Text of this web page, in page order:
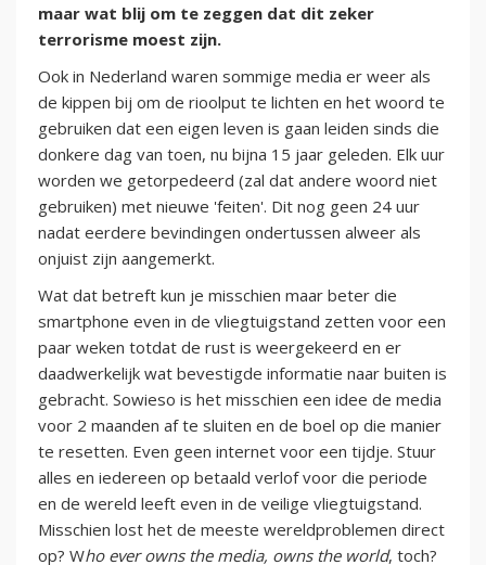
maar wat blij om te zeggen dat dit zeker
terrorisme moest zijn.
Ook in Nederland waren sommige media er weer als
de kippen bij om de rioolput te lichten en het woord te
gebruiken dat een eigen leven is gaan leiden sinds die
donkere dag van toen, nu bijna 15 jaar geleden. Elk uur
worden we getorpedeerd (zal dat andere woord niet
gebruiken) met nieuwe 'feiten'. Dit nog geen 24 uur
nadat eerdere bevindingen ondertussen alweer als
onjuist zijn aangemerkt.
Wat dat betreft kun je misschien maar beter die
smartphone even in de vliegtuigstand zetten voor een
paar weken totdat de rust is weergekeerd en er
daadwerkelijk wat bevestigde informatie naar buiten is
gebracht. Sowieso is het misschien een idee de media
voor 2 maanden af te sluiten en de boel op die manier
te resetten. Even geen internet voor een tijdje. Stuur
alles en iedereen op betaald verlof voor die periode
en de wereld leeft even in de veilige vliegtuigstand.
Misschien lost het de meeste wereldproblemen direct
op? Who ever owns the media, owns the world, toch?